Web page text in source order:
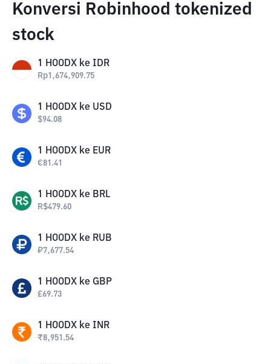
Konversi Robinhood tokenized
stock
1 HOODX ke IDR
Rp1,674,909.75
1 HOODX ke USD
$94.08
1 HOODX ke EUR
€81.41
1 HOODX ke BRL
R$479.60
1 HOODX ke RUB
₽7,677.54
1 HOODX ke GBP
£69.73
1 HOODX ke INR
₹8,951.54